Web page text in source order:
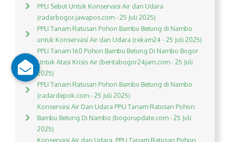
PPLI Sebut Untuk Konservasi Air dan Udara
(radarbogor.jawapos.com - 25 Juli 2025)
PPLI Tanam Ratusan Pohon Bambu Betung di Nambo
untuk Konservasi Air dan Udara (rekam24 - 25 Juli 2025)
PPLI Tanam 160 Pohon Bambu Betung Di Nambo Bogor
Untuk Atasi Krisis Air (beritabogor24jam.com - 25 Juli
2025)
PPLI Tanam Ratusan Pohon Bambu Betung di Nambo
(radardepok.com - 25 Juli 2025)
Konservasi Air Dan Udara PPLI Tanam Ratusan Pohon
Bambu Betung Di Nambo (bogorupdate.com - 25 Juli
2025)
Konservasi Air dan Udara, PPLI Tanam Ratusan Pohon